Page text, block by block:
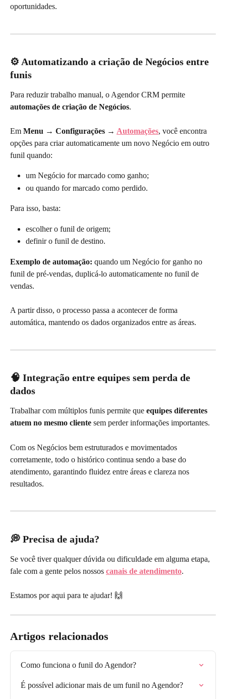
oportunidades.
⚙️ Automatizando a criação de Negócios entre
funis
Para reduzir trabalho manual, o Agendor CRM permite
automações de criação de Negócios.
Em Menu → Configurações → Automações, você encontra
opções para criar automaticamente um novo Negócio em outro
funil quando:
um Negócio for marcado como ganho;
ou quando for marcado como perdido.
Para isso, basta:
escolher o funil de origem;
definir o funil de destino.
Exemplo de automação: quando um Negócio for ganho no
funil de pré-vendas, duplicá-lo automaticamente no funil de
vendas.
A partir disso, o processo passa a acontecer de forma
automática, mantendo os dados organizados entre as áreas.
🧠 Integração entre equipes sem perda de
dados
Trabalhar com múltiplos funis permite que equipes diferentes
atuem no mesmo cliente sem perder informações importantes.
Com os Negócios bem estruturados e movimentados
corretamente, todo o histórico continua sendo a base do
atendimento, garantindo fluidez entre áreas e clareza nos
resultados.
💭 Precisa de ajuda?
Se você tiver qualquer dúvida ou dificuldade em alguma etapa,
fale com a gente pelos nossos canais de atendimento.
Estamos por aqui para te ajudar! 🙌
Artigos relacionados
Como funciona o funil do Agendor?
É possível adicionar mais de um funil no Agendor?